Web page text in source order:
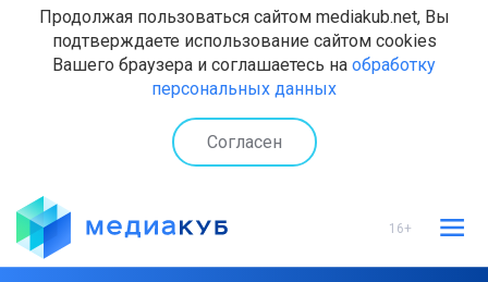
Продолжая пользоваться сайтом mediakub.net, Вы
подтверждаете использование сайтом cookies
Вашего браузера и соглашаетесь на обработку
персональных данных
Согласен
16+